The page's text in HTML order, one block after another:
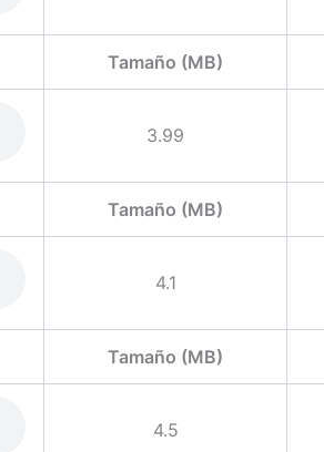
Tamaño (MB)
3.99
Tamaño (MB)
4.1
Tamaño (MB)
4.5